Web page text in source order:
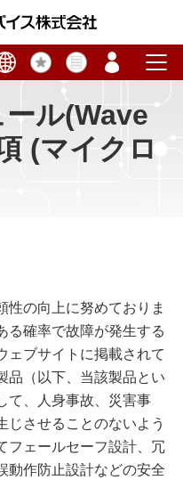
ル(Wave
(マイクロ
性の向上に努めておりま
る確率で故障が発生する
ェブサイトに掲載されて
品（以下、当該製品とい
て、人身事故、災害事
じさせることのないよう
フェールセーフ設計、冗
動作防止設計などの安全